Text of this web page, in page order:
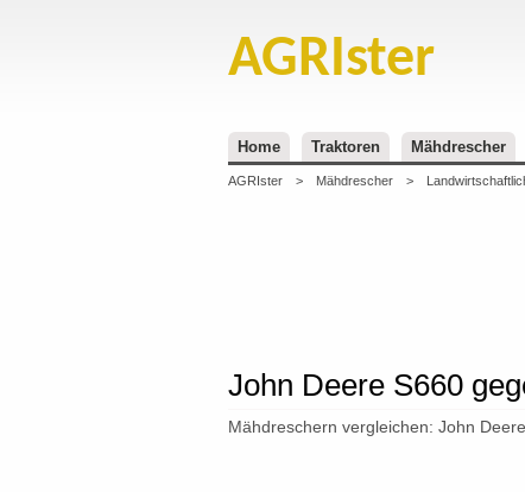
AGRIster
Home Traktoren Mähdrescher
AGRIster > Mähdrescher >
John Deere S660
Mähdreschern vergleichen: John